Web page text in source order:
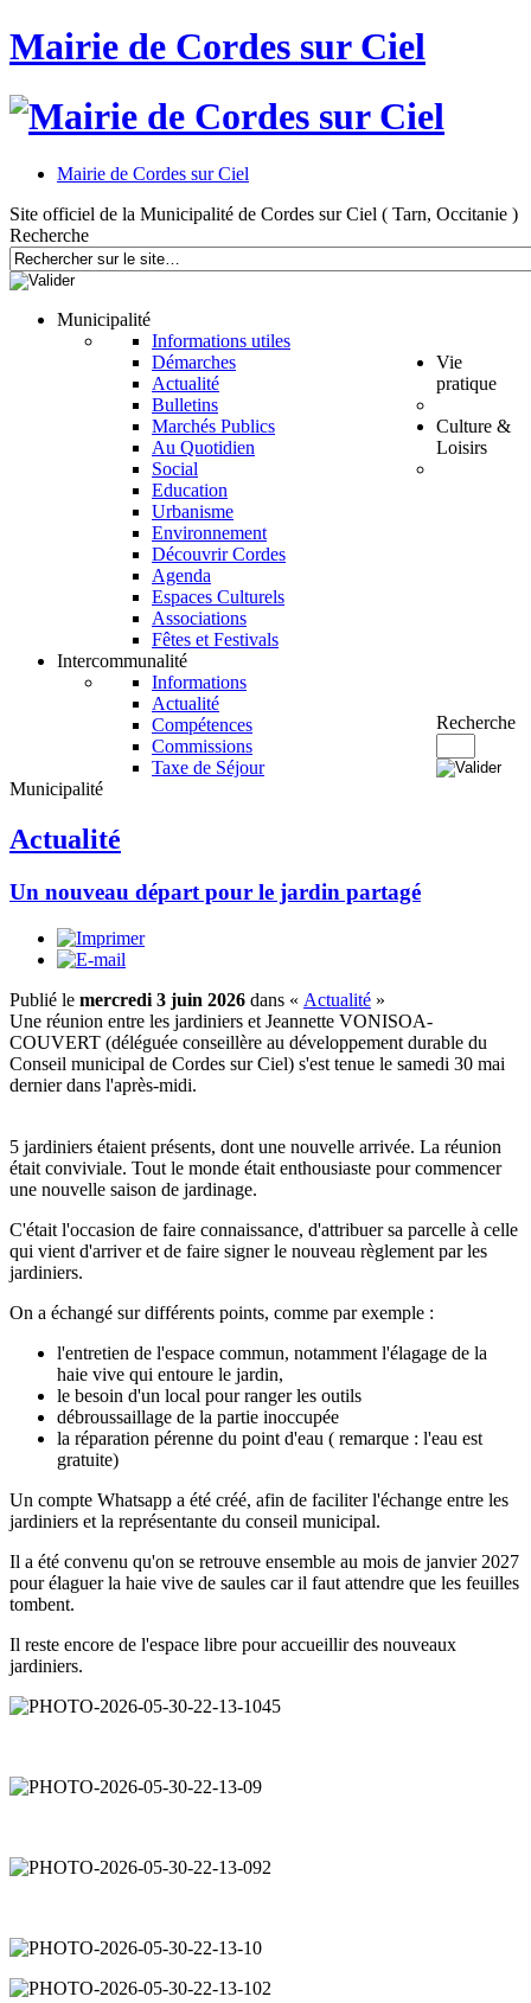
Mairie de Cordes sur Ciel
Mairie de Cordes sur Ciel
Site officiel de la Municipalité de Cordes sur Ciel ( Tarn, Occitanie )
Recherche
Municipalité
Informations utiles
Démarches
Actualité
Bulletins
Marchés Publics
Vie
pratique
Au Quotidien
Social
Education
Urbanisme
Environnement
Culture &
Loisirs
Découvrir Cordes
Agenda
Espaces Culturels
Associations
Fêtes et Festivals
Intercommunalité
Informations
Actualité
Compétences
Commissions
Taxe de Séjour
Recherche
Municipalité
Actualité
Un nouveau départ pour le jardin partagé
Publié le mercredi 3 juin 2026 dans « Actualité »
Une réunion entre les jardiniers et Jeannette VONISOA-
COUVERT (déléguée conseillère au développement durable du
Conseil municipal de Cordes sur Ciel) s'est tenue le samedi 30 mai
dernier dans l'après-midi.
5 jardiniers étaient présents, dont une nouvelle arrivée. La réunion
était conviviale. Tout le monde était enthousiaste pour commencer
une nouvelle saison de jardinage.
C'était l'occasion de faire connaissance, d'attribuer sa parcelle à celle
qui vient d'arriver et de faire signer le nouveau règlement par les
jardiniers.
On a échangé sur différents points, comme par exemple :
l'entretien de l'espace commun, notamment l'élagage de la
haie vive qui entoure le jardin,
le besoin d'un local pour ranger les outils
débroussaillage de la partie inoccupée
la réparation pérenne du point d'eau ( remarque : l'eau est
gratuite)
Un compte Whatsapp a été créé, afin de faciliter l'échange entre les
jardiniers et la représentante du conseil municipal.
Il a été convenu qu'on se retrouve ensemble au mois de janvier 2027
pour élaguer la haie vive de saules car il faut attendre que les feuilles
tombent.
Il reste encore de l'espace libre pour accueillir des nouveaux
jardiniers.